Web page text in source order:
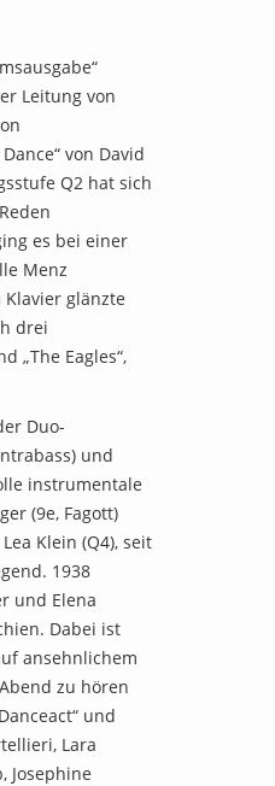
Leitung von
von David
Q2 hat sich
es bei einer
Menz
glänzte
drei
„The Eagles“,
Duo-
und
instrumentale
(9e, Fagott)
Klein (Q4), seit
1938
und Elena
Dabei ist
ansehnlichem
zu hören
und
Lara
Josephine